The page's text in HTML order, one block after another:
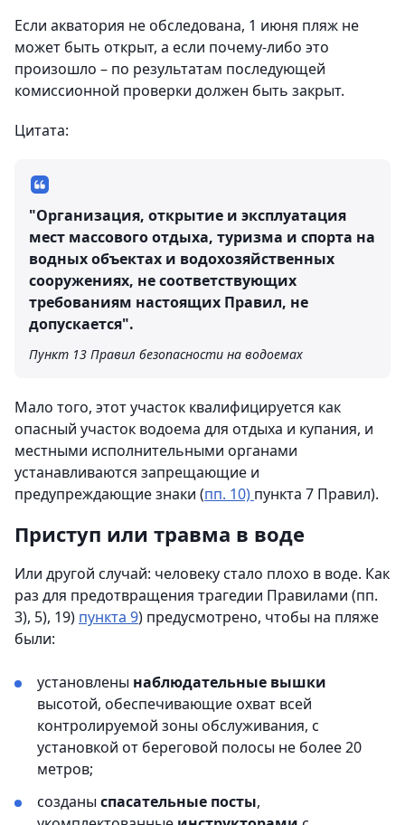
Если акватория не обследована, 1 июня пляж не
может быть открыт, а если почему-либо это
произошло – по результатам последующей
комиссионной проверки должен быть закрыт.
Цитата:
"Организация, открытие и эксплуатация
мест массового отдыха, туризма и спорта на
водных объектах и водохозяйственных
сооружениях, не соответствующих
требованиям настоящих Правил, не
допускается".
Пункт 13 Правил безопасности на водоемах
Мало того, этот участок квалифицируется как
опасный участок водоема для отдыха и купания, и
местными исполнительными органами
устанавливаются запрещающие и
предупреждающие знаки (пп. 10) пункта 7 Правил).
Приступ или травма в воде
Или другой случай: человеку стало плохо в воде. Как
раз для предотвращения трагедии Правилами (пп.
3), 5), 19) пункта 9) предусмотрено, чтобы на пляже
были:
установлены наблюдательные вышки
высотой, обеспечивающие охват всей
контролируемой зоны обслуживания, с
установкой от береговой полосы не более 20
метров;
созданы спасательные посты,